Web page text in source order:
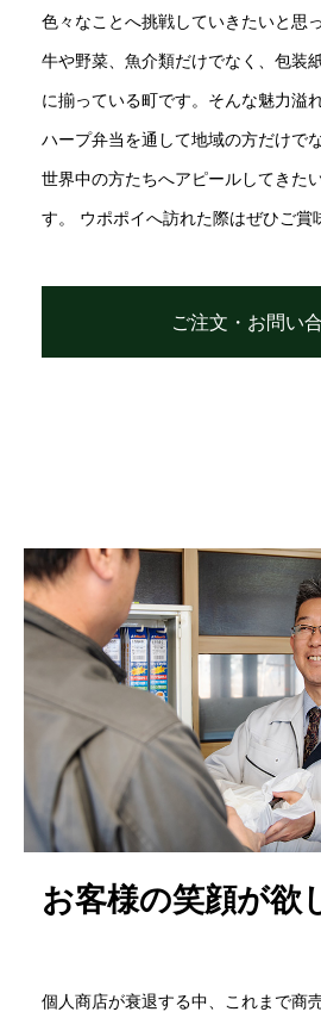
色々なことへ挑戦していきたいと思
牛や野菜、魚介類だけでなく、包装
に揃っている町です。そんな魅力溢
ハープ弁当を通して地域の方だけで
世界中の方たちへアピールしてきた
す。 ウポポイへ訪れた際はぜひご賞
ご注文・お問い
お客様の笑顔が欲
個人商店が衰退する中、これまで商